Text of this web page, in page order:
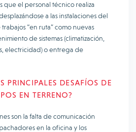
que el personal técnico realiza
a las instalaciones del
“en ruta” como nuevas
de sistemas (climatización,
electricidad) o entrega de
PRINCIPALES DESAFÍOS DE
EN TERRENO?
son la falta de comunicación
en la oficina y los